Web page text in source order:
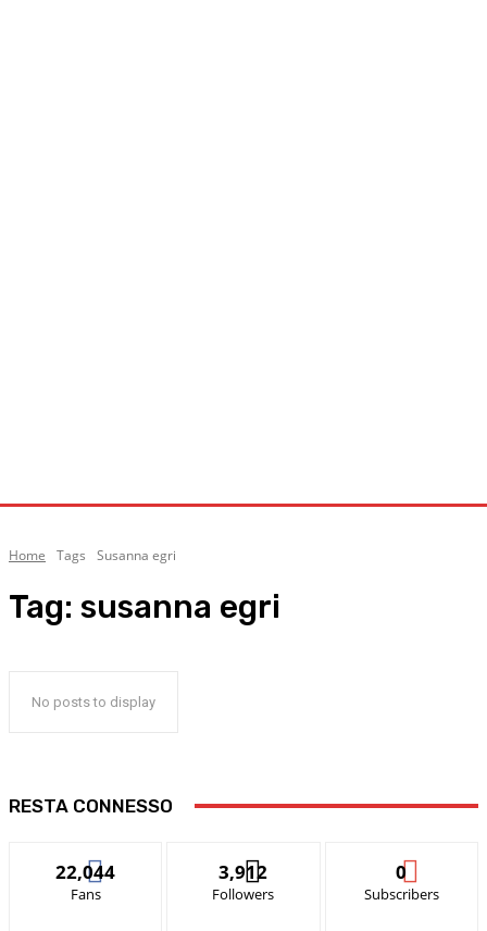
Home Tags Susanna egri
Tag: susanna egri
No posts to display
RESTA CONNESSO
22,044
Fans
3,912
Followers
0
Subscribers